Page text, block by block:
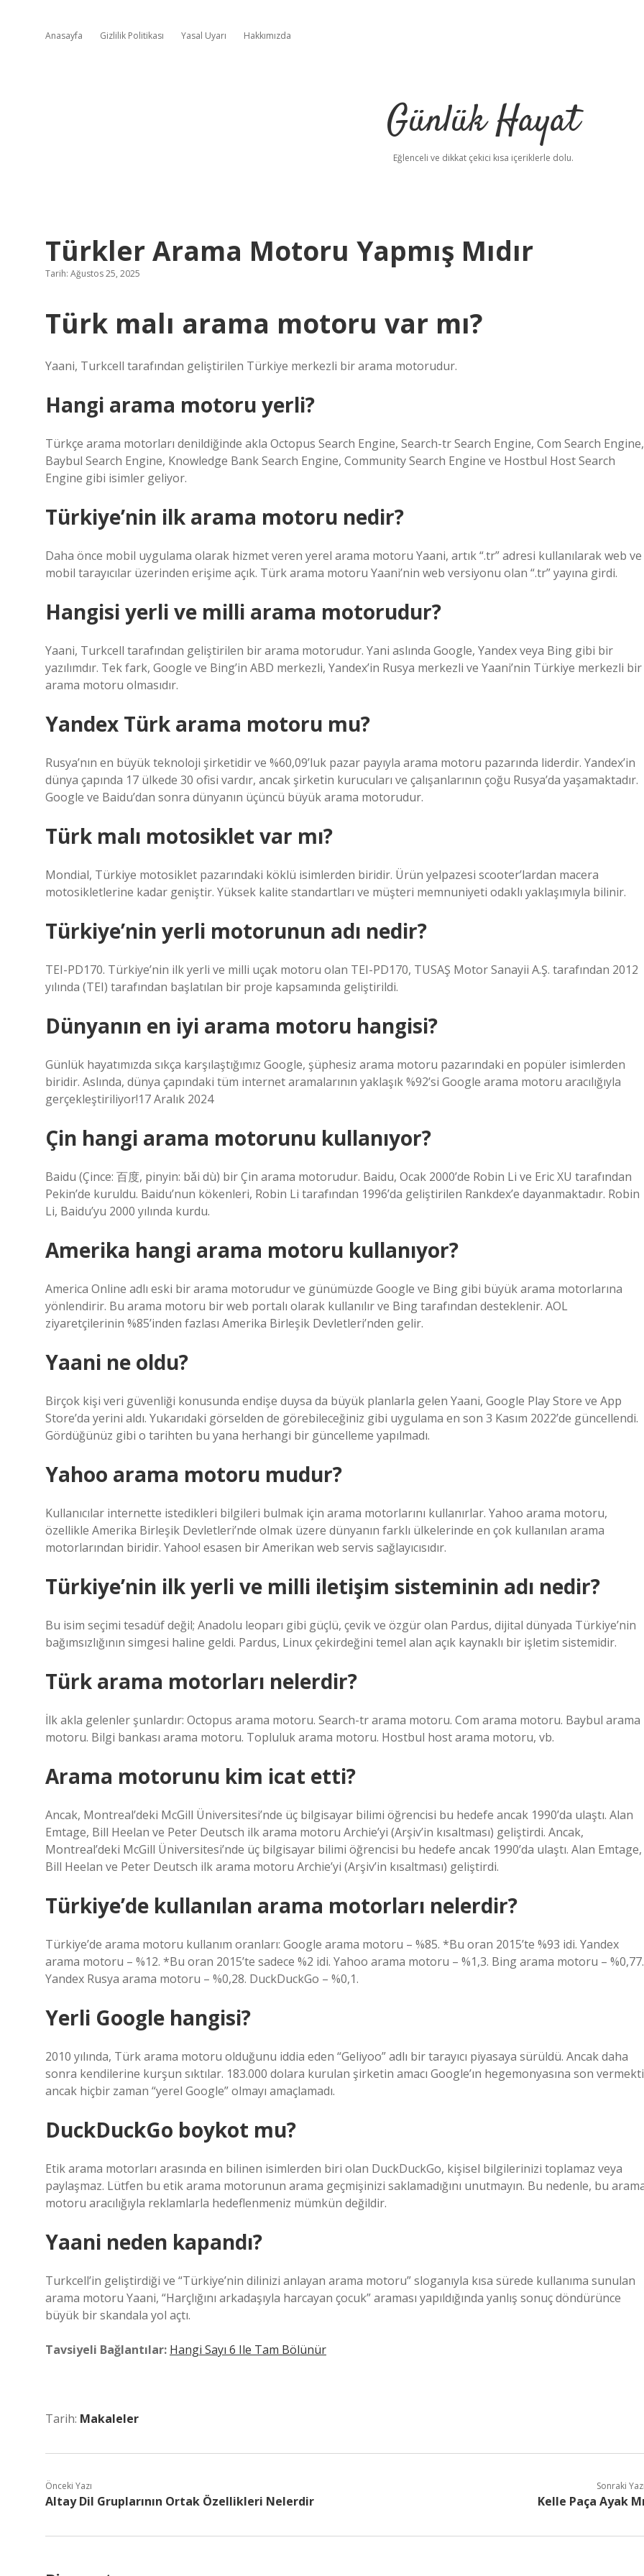
Anasayfa Gizlilik Politikası Yasal Uyarı Hakkımızda
Günlük Hayat
Eğlenceli ve dikkat çekici kısa içeriklerle dolu.
Türkler Arama Motoru Yapmış Mıdır
Tarih: Ağustos 25, 2025
Türk malı arama motoru var mı?
Yaani, Turkcell tarafından geliştirilen Türkiye merkezli bir arama motorudur.
Hangi arama motoru yerli?
Türkçe arama motorları denildiğinde akla Octopus Search Engine, Search-tr Search Engine, Com Search Engine,
Baybul Search Engine, Knowledge Bank Search Engine, Community Search Engine ve Hostbul Host Search
Engine gibi isimler geliyor.
Türkiye’nin ilk arama motoru nedir?
Daha önce mobil uygulama olarak hizmet veren yerel arama motoru Yaani, artık “.tr” adresi kullanılarak web ve
mobil tarayıcılar üzerinden erişime açık. Türk arama motoru Yaani’nin web versiyonu olan “.tr” yayına girdi.
Hangisi yerli ve milli arama motorudur?
Yaani, Turkcell tarafından geliştirilen bir arama motorudur. Yani aslında Google, Yandex veya Bing gibi bir
yazılımdır. Tek fark, Google ve Bing’in ABD merkezli, Yandex’in Rusya merkezli ve Yaani’nin Türkiye merkezli bir
arama motoru olmasıdır.
Yandex Türk arama motoru mu?
Rusya’nın en büyük teknoloji şirketidir ve %60,09’luk pazar payıyla arama motoru pazarında liderdir. Yandex’in
dünya çapında 17 ülkede 30 ofisi vardır, ancak şirketin kurucuları ve çalışanlarının çoğu Rusya’da yaşamaktadır.
Google ve Baidu’dan sonra dünyanın üçüncü büyük arama motorudur.
Türk malı motosiklet var mı?
Mondial, Türkiye motosiklet pazarındaki köklü isimlerden biridir. Ürün yelpazesi scooter’lardan macera
motosikletlerine kadar geniştir. Yüksek kalite standartları ve müşteri memnuniyeti odaklı yaklaşımıyla bilinir.
Türkiye’nin yerli motorunun adı nedir?
TEI-PD170. Türkiye’nin ilk yerli ve milli uçak motoru olan TEI-PD170, TUSAŞ Motor Sanayii A.Ş. tarafından 2012
yılında (TEI) tarafından başlatılan bir proje kapsamında geliştirildi.
Dünyanın en iyi arama motoru hangisi?
Günlük hayatımızda sıkça karşılaştığımız Google, şüphesiz arama motoru pazarındaki en popüler isimlerden
biridir. Aslında, dünya çapındaki tüm internet aramalarının yaklaşık %92’si Google arama motoru aracılığıyla
gerçekleştiriliyor!17 Aralık 2024
Çin hangi arama motorunu kullanıyor?
Baidu (Çince: 百度, pinyin: bǎi dù) bir Çin arama motorudur. Baidu, Ocak 2000’de Robin Li ve Eric XU tarafından
Pekin’de kuruldu. Baidu’nun kökenleri, Robin Li tarafından 1996’da geliştirilen Rankdex’e dayanmaktadır. Robin
Li, Baidu’yu 2000 yılında kurdu.
Amerika hangi arama motoru kullanıyor?
America Online adlı eski bir arama motorudur ve günümüzde Google ve Bing gibi büyük arama motorlarına
yönlendirir. Bu arama motoru bir web portalı olarak kullanılır ve Bing tarafından desteklenir. AOL
ziyaretçilerinin %85’inden fazlası Amerika Birleşik Devletleri’nden gelir.
Yaani ne oldu?
Birçok kişi veri güvenliği konusunda endişe duysa da büyük planlarla gelen Yaani, Google Play Store ve App
Store’da yerini aldı. Yukarıdaki görselden de görebileceğiniz gibi uygulama en son 3 Kasım 2022’de güncellendi.
Gördüğünüz gibi o tarihten bu yana herhangi bir güncelleme yapılmadı.
Yahoo arama motoru mudur?
Kullanıcılar internette istedikleri bilgileri bulmak için arama motorlarını kullanırlar. Yahoo arama motoru,
özellikle Amerika Birleşik Devletleri’nde olmak üzere dünyanın farklı ülkelerinde en çok kullanılan arama
motorlarından biridir. Yahoo! esasen bir Amerikan web servis sağlayıcısıdır.
Türkiye’nin ilk yerli ve milli iletişim sisteminin adı nedir?
Bu isim seçimi tesadüf değil; Anadolu leoparı gibi güçlü, çevik ve özgür olan Pardus, dijital dünyada Türkiye’nin
bağımsızlığının simgesi haline geldi. Pardus, Linux çekirdeğini temel alan açık kaynaklı bir işletim sistemidir.
Türk arama motorları nelerdir?
İlk akla gelenler şunlardır: Octopus arama motoru. Search-tr arama motoru. Com arama motoru. Baybul arama
motoru. Bilgi bankası arama motoru. Topluluk arama motoru. Hostbul host arama motoru, vb.
Arama motorunu kim icat etti?
Ancak, Montreal’deki McGill Üniversitesi’nde üç bilgisayar bilimi öğrencisi bu hedefe ancak 1990’da ulaştı. Alan
Emtage, Bill Heelan ve Peter Deutsch ilk arama motoru Archie’yi (Arşiv’in kısaltması) geliştirdi. Ancak,
Montreal’deki McGill Üniversitesi’nde üç bilgisayar bilimi öğrencisi bu hedefe ancak 1990’da ulaştı. Alan Emtage,
Bill Heelan ve Peter Deutsch ilk arama motoru Archie’yi (Arşiv’in kısaltması) geliştirdi.
Türkiye’de kullanılan arama motorları nelerdir?
Türkiye’de arama motoru kullanım oranları: Google arama motoru – %85. *Bu oran 2015’te %93 idi. Yandex
arama motoru – %12. *Bu oran 2015’te sadece %2 idi. Yahoo arama motoru – %1,3. Bing arama motoru – %0,77.
Yandex Rusya arama motoru – %0,28. DuckDuckGo – %0,1.
Yerli Google hangisi?
2010 yılında, Türk arama motoru olduğunu iddia eden “Geliyoo” adlı bir tarayıcı piyasaya sürüldü. Ancak daha
sonra kendilerine kurşun sıktılar. 183.000 dolara kurulan şirketin amacı Google’ın hegemonyasına son vermekti
ancak hiçbir zaman “yerel Google” olmayı amaçlamadı.
DuckDuckGo boykot mu?
Etik arama motorları arasında en bilinen isimlerden biri olan DuckDuckGo, kişisel bilgilerinizi toplamaz veya
paylaşmaz. Lütfen bu etik arama motorunun arama geçmişinizi saklamadığını unutmayın. Bu nedenle, bu
motoru aracılığıyla reklamlarla hedeflenmeniz mümkün değildir.
Yaani neden kapandı?
Turkcell’in geliştirdiği ve “Türkiye’nin dilinizi anlayan arama motoru” sloganıyla kısa sürede kullanıma sunulan
arama motoru Yaani, “Harçlığını arkadaşıyla harcayan çocuk” araması yapıldığında yanlış sonuç döndürünce
büyük bir skandala yol açtı.
Tavsiyeli Bağlantılar: Hangi Sayı 6 Ile Tam Bölünür
Tarih: Makaleler
Önceki Yazı
Altay Dil Gruplarının Ortak Özellikleri Nelerdir
Sonraki Yazı
Kelle Paça Ayak Mı